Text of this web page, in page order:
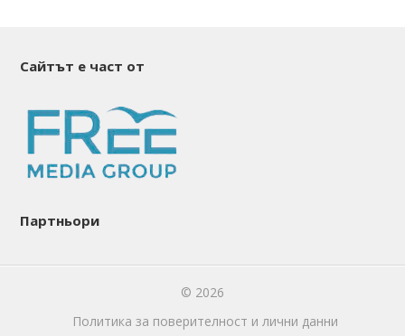
Сайтът е част от
Партньори
© 2026
Политика за поверителност и лични данни